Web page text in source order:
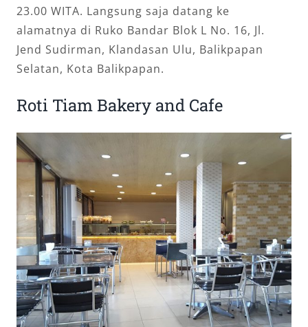
23.00 WITA. Langsung saja datang ke
alamatnya di Ruko Bandar Blok L No. 16, Jl.
Jend Sudirman, Klandasan Ulu, Balikpapan
Selatan, Kota Balikpapan.
Roti Tiam Bakery and Cafe